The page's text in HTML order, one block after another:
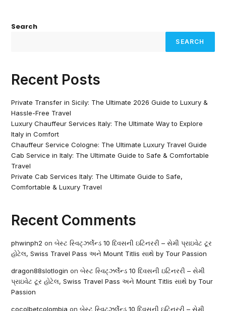
Search
SEARCH
Recent Posts
Private Transfer in Sicily: The Ultimate 2026 Guide to Luxury &
Hassle-Free Travel
Luxury Chauffeur Services Italy: The Ultimate Way to Explore
Italy in Comfort
Chauffeur Service Cologne: The Ultimate Luxury Travel Guide
Cab Service in Italy: The Ultimate Guide to Safe & Comfortable
Travel
Private Cab Services Italy: The Ultimate Guide to Safe,
Comfortable & Luxury Travel
Recent Comments
phwinph2 onબેસ્ટ સ્વિટ્ઝર્લેન્ડ 10 દિવસની ઇટિનરરી – સેમી પ્રાઇવેટ ટૂર
હોટેલ, Swiss Travel Pass અને Mount Titlis સાથે by Tour Passion
dragon88slotlogin onબેસ્ટ સ્વિટ્ઝર્લેન્ડ 10 દિવસની ઇટિનરરી – સેમી
પ્રાઇવેટ ટૂર હોટેલ, Swiss Travel Pass અને Mount Titlis સાથે by Tour
Passion
cocolbetcolombia onબેસ્ટ સ્વિટ્ઝર્લેન્ડ 10 દિવસની ઇટિનરરી – સેમી